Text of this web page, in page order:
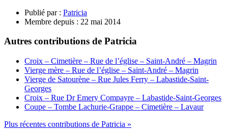
Publié par : Patricia
Membre depuis : 22 mai 2014
Autres contributions de Patricia
Croix – Cimetière – Rue de l’église – Saint-André – Magrin
Vierge mère – Rue de l’église – Saint-André – Magrin
Vierge de Satourène – Rue Jules Ferry – Labastide-Saint-
Georges
Croix – Rue Dr Emery Compayre – Labastide-Saint-Georges
Coupe – Tombe Lachurie-Grappe – Cimetière – Lavaur
Plus récentes contributions de Patricia »